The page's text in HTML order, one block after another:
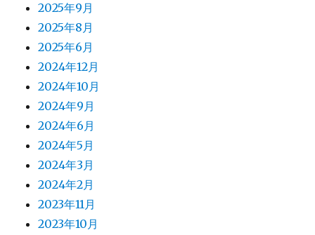
2025年9月
2025年8月
2025年6月
2024年12月
2024年10月
2024年9月
2024年6月
2024年5月
2024年3月
2024年2月
2023年11月
2023年10月